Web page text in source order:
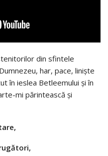
din sfintele
har, pace, liniște
în ieslea Betleemului și în
mi părintească și
ători,